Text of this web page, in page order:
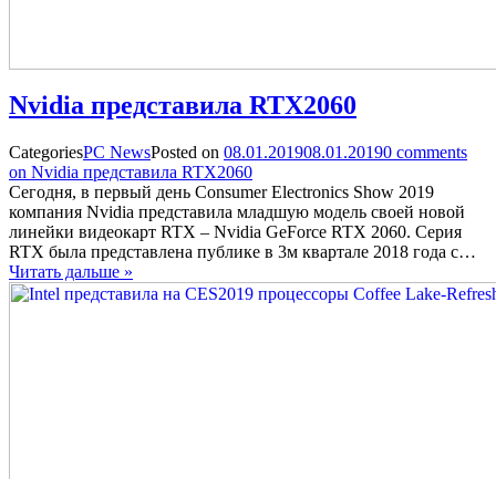
Nvidia представила RTX2060
CategoriesPC NewsPosted on 08.01.201908.01.20190 comments
on Nvidia представила RTX2060
Сегодня, в первый день Consumer Electronics Show 2019
компания Nvidia представила младшую модель своей новой
линейки видеокарт RTX – Nvidia GeForce RTX 2060. Серия
RTX была представлена публике в 3м квартале 2018 года с…
Читать дальше »